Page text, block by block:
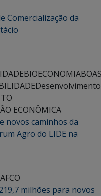
Comercialização da
BIOECONOMIA
Desenvolvimento
ECONÔMICA
novos caminhos da
Agro do LIDE na
FCO
milhões para novos